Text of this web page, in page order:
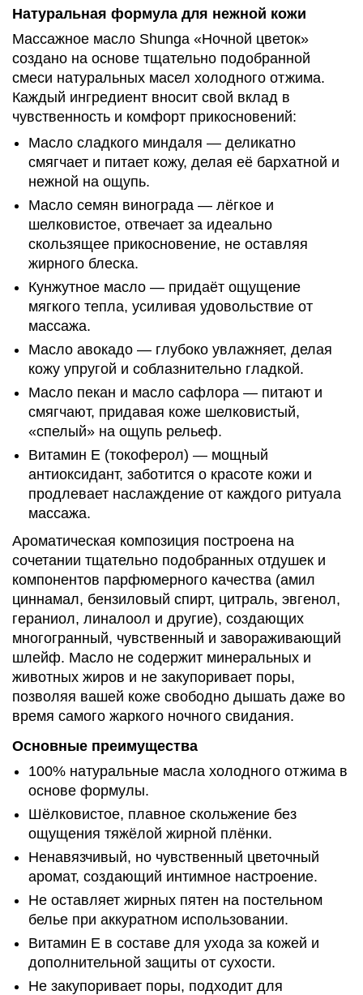
Натуральная формула для нежной кожи
Массажное масло Shunga «Ночной цветок»
создано на основе тщательно подобранной
смеси натуральных масел холодного отжима.
Каждый ингредиент вносит свой вклад в
чувственность и комфорт прикосновений:
Масло сладкого миндаля — деликатно
смягчает и питает кожу, делая её бархатной и
нежной на ощупь.
Масло семян винограда — лёгкое и
шелковистое, отвечает за идеально
скользящее прикосновение, не оставляя
жирного блеска.
Кунжутное масло — придаёт ощущение
мягкого тепла, усиливая удовольствие от
массажа.
Масло авокадо — глубоко увлажняет, делая
кожу упругой и соблазнительно гладкой.
Масло пекан и масло сафлора — питают и
смягчают, придавая коже шелковистый,
«спелый» на ощупь рельеф.
Витамин Е (токоферол) — мощный
антиоксидант, заботится о красоте кожи и
продлевает наслаждение от каждого ритуала
массажа.
Ароматическая композиция построена на
сочетании тщательно подобранных отдушек и
компонентов парфюмерного качества (амил
циннамал, бензиловый спирт, цитраль, эвгенол,
гераниол, линалоол и другие), создающих
многогранный, чувственный и завораживающий
шлейф. Масло не содержит минеральных и
животных жиров и не закупоривает поры,
позволяя вашей коже свободно дышать даже во
время самого жаркого ночного свидания.
Основные преимущества
100% натуральные масла холодного отжима в
основе формулы.
Шёлковистое, плавное скольжение без
ощущения тяжёлой жирной плёнки.
Ненавязчивый, но чувственный цветочный
аромат, создающий интимное настроение.
Не оставляет жирных пятен на постельном
белье при аккуратном использовании.
Витамин Е в составе для ухода за кожей и
дополнительной защиты от сухости.
Не закупоривает поры, подходит для